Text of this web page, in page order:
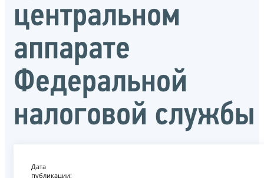
центральном
аппарате
Федеральной
налоговой службы
Дата
публикации: